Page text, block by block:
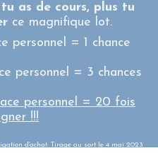
tu as de cours, plus tu
ce magnifique lot.
personnel = 1 chance
personnel = 3 chances
personnel = 20 fois
!!!
d'achat. Tirage au sort le 4 mai 2023